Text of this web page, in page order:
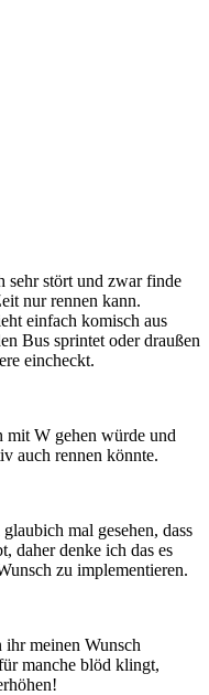
sehr stört und zwar finde
nur rennen kann.
einfach komisch aus
Bus sprintet oder draußen
eincheckt.
mit W gehen würde und
auch rennen könnte.
mal gesehen, dass
daher denke ich das es
zu implementieren.
meinen Wunsch
manche blöd klingt,